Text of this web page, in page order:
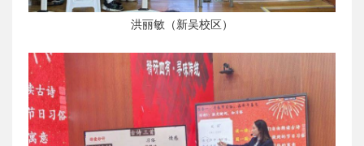
洪丽敏（新吴校区）